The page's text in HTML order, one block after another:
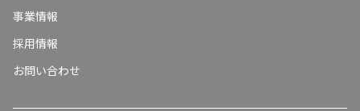
事業情報
採用情報
お問い合わせ